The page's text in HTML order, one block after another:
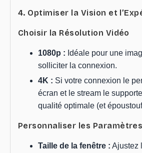
4. Optimiser la Vision et
Choisir la Résolution Vidéo
1080p : Idéale pour une
solliciter la connexion.
4K : Si votre connexion le
écran et le stream le
qualité optimale (et
Personnaliser les Paramètres
Taille de la fenêtre : Ajustez